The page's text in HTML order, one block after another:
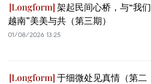
架起民间心桥，与“我们
越南”美美与共（第三期）
01/08/2026 13:25
于细微处见真情（第二